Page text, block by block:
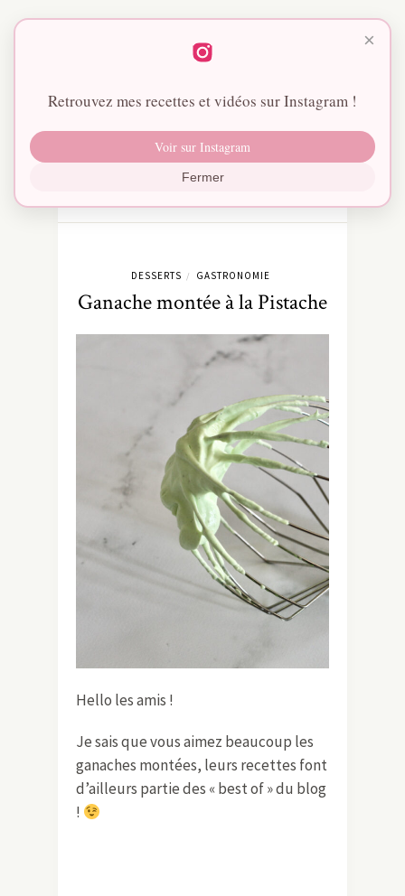
DESSERTS / GASTRONOMIE
Ganache montée à la Pistache
Hello les amis !
Je sais que vous aimez beaucoup les
ganaches montées, leurs recettes font
d’ailleurs partie des « best of » du blog
!
×
Retrouvez mes recettes et vidéos sur Instagram !
Voir sur Instagram
Fermer